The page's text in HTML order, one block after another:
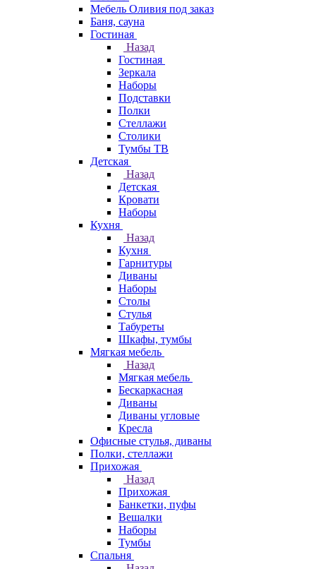
Мебель Оливия под заказ
Баня, сауна
Гостиная
Назад
Гостиная
Зеркала
Наборы
Подставки
Полки
Стеллажи
Столики
Тумбы ТВ
Детская
Назад
Детская
Кровати
Наборы
Кухня
Назад
Кухня
Гарнитуры
Диваны
Наборы
Столы
Стулья
Табуреты
Шкафы, тумбы
Мягкая мебель
Назад
Мягкая мебель
Бескаркасная
Диваны
Диваны угловые
Кресла
Офисные стулья, диваны
Полки, стеллажи
Прихожая
Назад
Прихожая
Банкетки, пуфы
Вешалки
Наборы
Тумбы
Спальня